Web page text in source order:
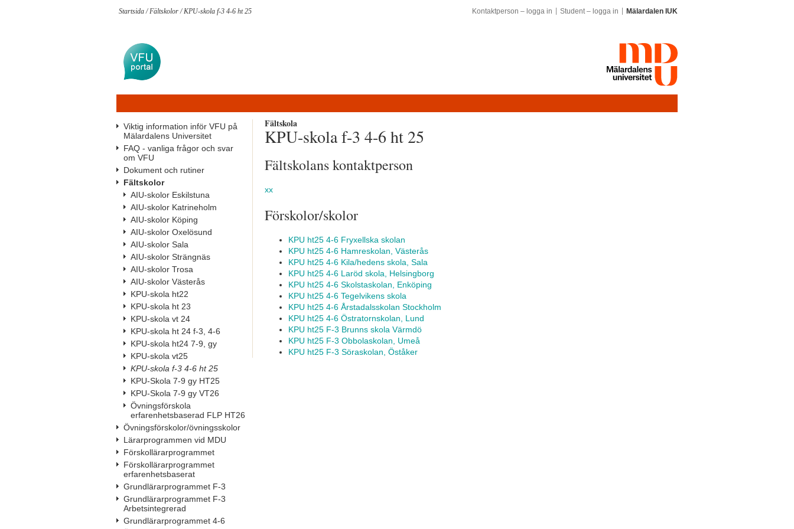
Startsida/Fältskolor/KPU-skola f-3 4-6 ht 25 Kontaktperson – logga in Student – logga in Mälardalen IUK
Viktig information inför VFU på
Mälardalens Universitet
FAQ - vanliga frågor och svar
om VFU
Dokument och rutiner
Fältskolor
AIU-skolor Eskilstuna
AIU-skolor Katrineholm
AIU-skolor Köping
AIU-skolor Oxelösund
AIU-skolor Sala
AIU-skolor Strängnäs
AIU-skolor Trosa
AIU-skolor Västerås
KPU-skola ht22
KPU-skola ht 23
KPU-skola vt 24
KPU-skola ht 24 f-3, 4-6
KPU-skola ht24 7-9, gy
KPU-skola vt25
KPU-skola f-3 4-6 ht 25
KPU-Skola 7-9 gy HT25
KPU-Skola 7-9 gy VT26
Övningsförskola
erfarenhetsbaserad FLP HT26
Övningsförskolor/övningsskolor
Lärarprogrammen vid MDU
Förskollärarprogrammet
Förskollärarprogrammet
erfarenhetsbaserat
Grundlärarprogrammet F-3
Grundlärarprogrammet F-3
Arbetsintegrerad
Grundlärarprogrammet 4-6
Fältskola
KPU-skola f-3 4-6 ht 25
Fältskolans kontaktperson
xx
Förskolor/skolor
KPU ht25 4-6 Fryxellska skolan
KPU ht25 4-6 Hamreskolan, Västerås
KPU ht25 4-6 Kila/hedens skola, Sala
KPU ht25 4-6 Laröd skola, Helsingborg
KPU ht25 4-6 Skolstaskolan, Enköping
KPU ht25 4-6 Tegelvikens skola
KPU ht25 4-6 Årstadalsskolan Stockholm
KPU ht25 4-6 Östratornskolan, Lund
KPU ht25 F-3 Brunns skola Värmdö
KPU ht25 F-3 Obbolaskolan, Umeå
KPU ht25 F-3 Söraskolan, Öståker